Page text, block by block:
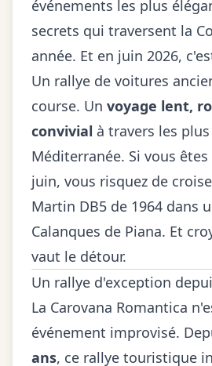
événements les plus
secrets qui traversent la
année. Et en juin 2026,
Un rallye de voitures
course. Un voyage lent,
convivial à travers les
Méditerranée. Si vous
juin, vous risquez de
Martin DB5 de 1964 dans
Calanques de Piana. Et
vaut le détour.
Un rallye d'exception
La Carovana Romantica
événement improvisé.
ans, ce rallye touristique